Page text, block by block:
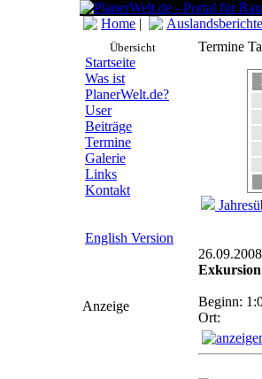
Home | Auslandsberichte
Übersicht
Startseite
Was ist
PlanerWelt.de?
User
Beiträge
Termine
Galerie
Links
Kontakt
English Version
Anzeige
Termine
Beginn:
Ort: